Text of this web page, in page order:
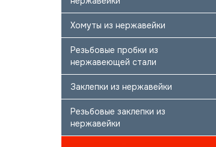
Хомуты из нержавейки
Резьбовые пробки из
нержавеющей стали
Заклепки из нержавейки
Резьбовые заклепки из
нержавейки